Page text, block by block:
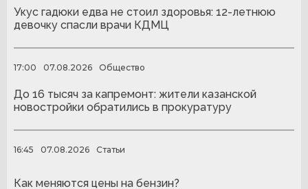
Укус гадюки едва не стоил здоровья: 12-летнюю
девочку спасли врачи КДМЦ
17:00 07.08.2026 Общество
До 16 тысяч за капремонт: жители казанской
новостройки обратились в прокуратуру
16:45 07.08.2026 Статьи
Как меняются цены на бензин?